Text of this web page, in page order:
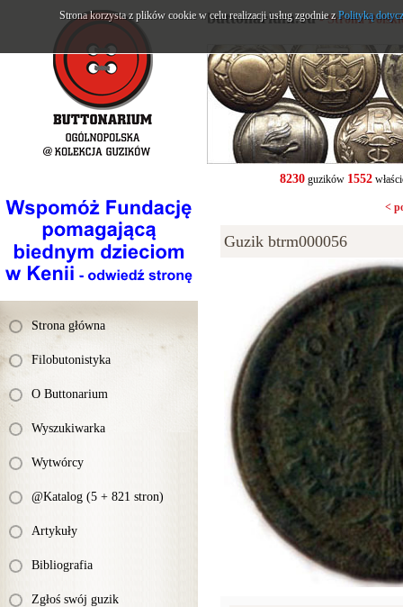
Strona główna
Filobutonistyka
O Buttonarium
Wyszukiwarka
Wytwórcy
@Katalog (5 + 821 stron)
Artykuły
Bibliografia
Zgłoś swój guzik
buttonarium.eu- Strona
8230guzików 1552
<
Guzik btrm000056
Strona korzysta z plików cookie w celu realizacji usług zgodnie zPolityką